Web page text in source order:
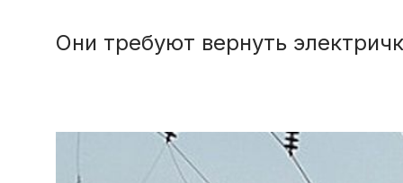
Они требуют вернуть